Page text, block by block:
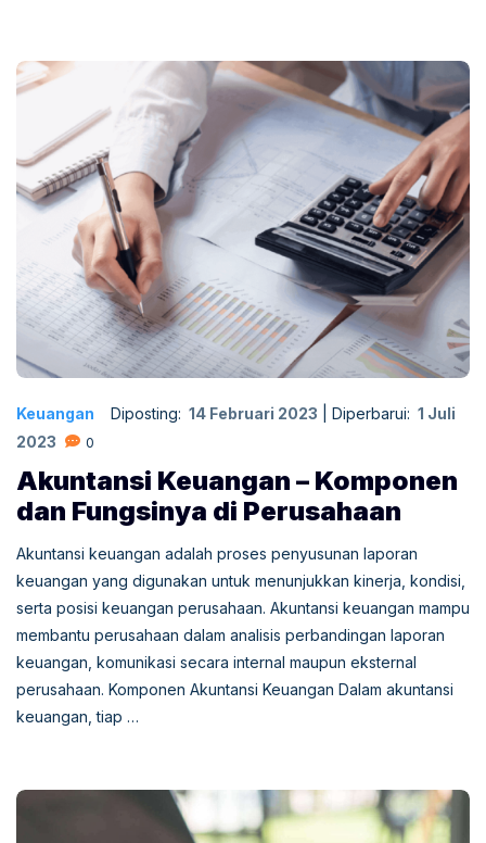
Keuangan Diposting: 14 Februari 2023 Diperbarui: 1 Juli
2023
0
Akuntansi Keuangan – Komponen
dan Fungsinya di Perusahaan
Akuntansi keuangan adalah proses penyusunan laporan
keuangan yang digunakan untuk menunjukkan kinerja, kondisi,
serta posisi keuangan perusahaan. Akuntansi keuangan mampu
membantu perusahaan dalam analisis perbandingan laporan
keuangan, komunikasi secara internal maupun eksternal
perusahaan. Komponen Akuntansi Keuangan Dalam akuntansi
keuangan, tiap …